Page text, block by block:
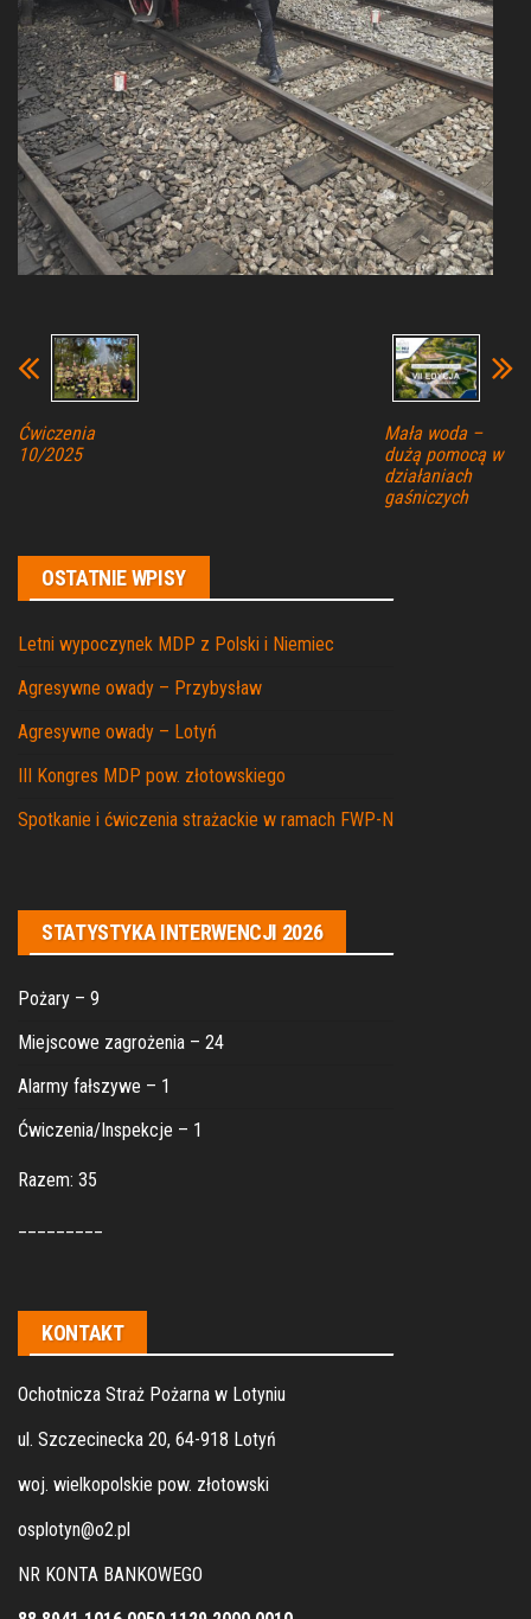
Ćwiczenia
10/2025
Mała woda –
dużą pomocą w
działaniach
gaśniczych
OSTATNIE WPISY
Letni wypoczynek MDP z Polski i Niemiec
Agresywne owady – Przybysław
Agresywne owady – Lotyń
III Kongres MDP pow. złotowskiego
Spotkanie i ćwiczenia strażackie w ramach FWP-N
STATYSTYKA INTERWENCJI 2026
Pożary – 9
Miejscowe zagrożenia – 24
Alarmy fałszywe – 1
Ćwiczenia/Inspekcje – 1
Razem: 35
KONTAKT
Ochotnicza Straż Pożarna w Lotyniu
ul. Szczecinecka 20, 64-918 Lotyń
woj. wielkopolskie pow. złotowski
osplotyn@o2.pl
NR KONTA BANKOWEGO